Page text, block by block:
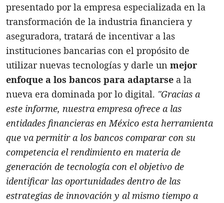
presentado por la empresa especializada en la
transformación de la industria financiera y
aseguradora, tratará de incentivar a las
instituciones bancarias con el propósito de
utilizar nuevas tecnologías y darle un mejor
enfoque a los bancos para adaptarse a la
nueva era dominada por lo digital. "Gracias a
este informe, nuestra empresa ofrece a las
entidades financieras en México esta herramienta
que va permitir a los bancos comparar con su
competencia el rendimiento en materia de
generación de tecnología con el objetivo de
identificar las oportunidades dentro de las
estrategias de innovación y al mismo tiempo a